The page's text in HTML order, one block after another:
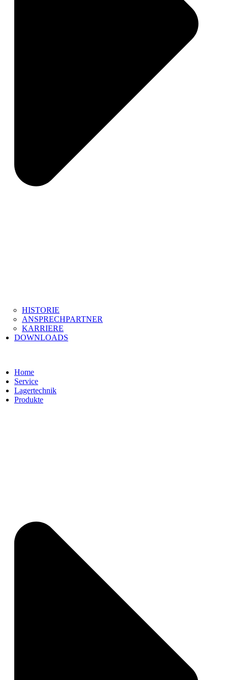
HISTORIE
ANSPRECHPARTNER
KARRIERE
DOWNLOADS
Home
Service
Lagertechnik
Produkte